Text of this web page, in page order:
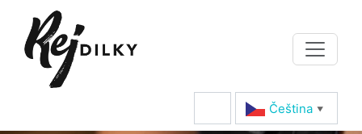
Čeština‎ ▼